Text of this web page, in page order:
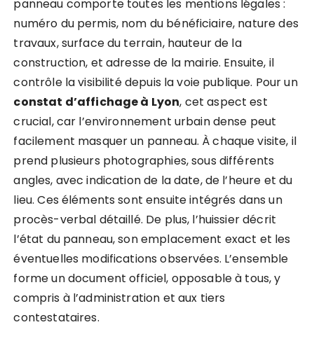
panneau comporte toutes les mentions légales :
numéro du permis, nom du bénéficiaire, nature des
travaux, surface du terrain, hauteur de la
construction, et adresse de la mairie. Ensuite, il
contrôle la visibilité depuis la voie publique. Pour un
constat d’affichage à Lyon, cet aspect est
crucial, car l’environnement urbain dense peut
facilement masquer un panneau. À chaque visite, il
prend plusieurs photographies, sous différents
angles, avec indication de la date, de l’heure et du
lieu. Ces éléments sont ensuite intégrés dans un
procès-verbal détaillé. De plus, l’huissier décrit
l’état du panneau, son emplacement exact et les
éventuelles modifications observées. L’ensemble
forme un document officiel, opposable à tous, y
compris à l’administration et aux tiers
contestataires.